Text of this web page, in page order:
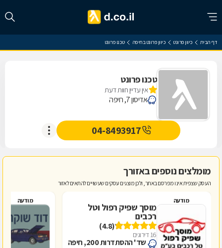
דף הבית כיוון פרונט כיוון פרונט בחיפה טכנו פרונט
טכנו פרונט
אין עדיין חוות דעת
אדיסון 7, חיפה
04-8493917
מומלצים נוספים באזורך
העסק שצפית אינו מפרסם באתר, ולכן מוצגים עסקים שעשויים להתאים לאזור
מודעה
מוסך שפיק רפול וטל
רכבים
(4.8)
16 דירוגים
שד' ההסתדרות 200, חיפה
מודעה